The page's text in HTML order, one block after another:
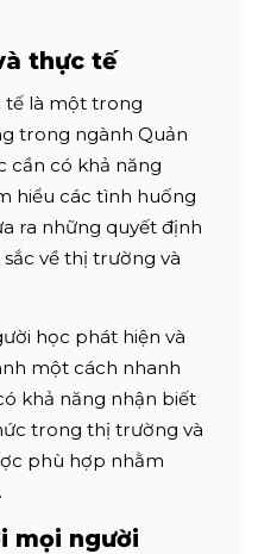
thực tế
tế là một trong
trong ngành Quản
cần có khả năng
hiểu các tình huống
ra những quyết định
về thị trường và
học phát hiện và
một cách nhanh
khả năng nhận biết
trong thị trường và
phù hợp nhằm
mọi người